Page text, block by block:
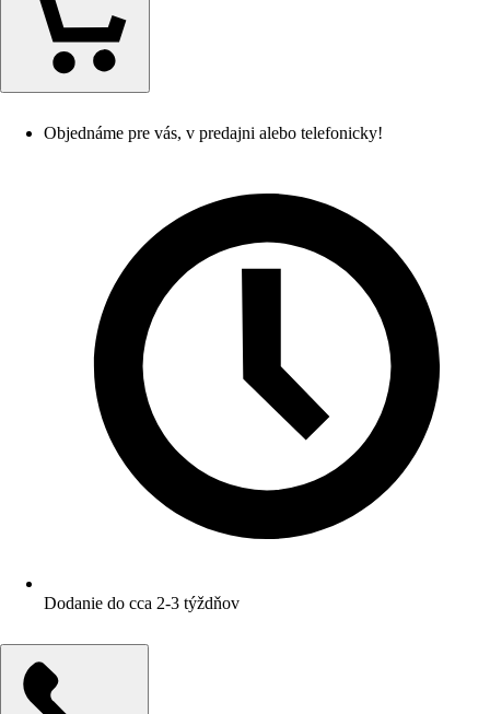
Objednáme pre vás, v predajni alebo telefonicky!
Dodanie do cca 2-3 týždňov